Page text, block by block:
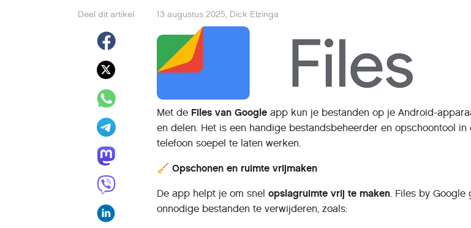
Deel dit artikel 13 augustus 2025, Dick Elzinga
Met de Files van Google app kun je bestanden op je Android-
en delen. Het is een handige bestandsbeheerder en opschoontool in
telefoon soepel te laten werken.
🧹 Opschonen en ruimte vrijmaken
De app helpt je om snelopslagruimte vrij te maken. Files by Google
onnodige bestanden te verwijderen, zoals: